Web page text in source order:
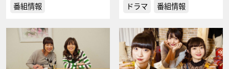
番組情報 ドラマ 番組情報